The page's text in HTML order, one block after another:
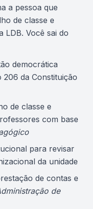
a pessoa que
de classe e
LDB. Você sai do
democrática
da Constituição
de classe e
com base
para revisar
da unidade
de contas e
de